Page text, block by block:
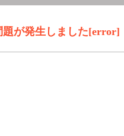
題が発生しました[error]